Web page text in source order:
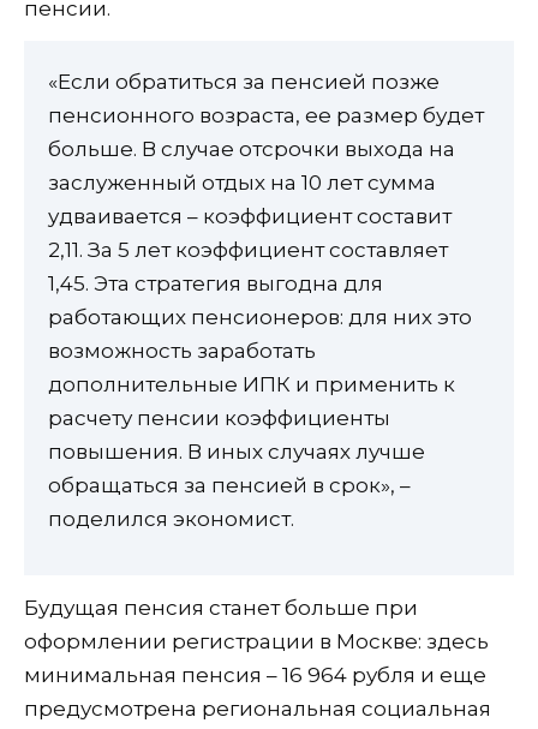
пенсии.
«Если обратиться за пенсией позже
пенсионного возраста, ее размер будет
больше. В случае отсрочки выхода на
заслуженный отдых на 10 лет сумма
удваивается – коэффициент составит
2,11. За 5 лет коэффициент составляет
1,45. Эта стратегия выгодна для
работающих пенсионеров: для них это
возможность заработать
дополнительные ИПК и применить к
расчету пенсии коэффициенты
повышения. В иных случаях лучше
обращаться за пенсией в срок», –
поделился экономист.
Будущая пенсия станет больше при
оформлении регистрации в Москве: здесь
минимальная пенсия – 16 964 рубля и еще
предусмотрена региональная социальная